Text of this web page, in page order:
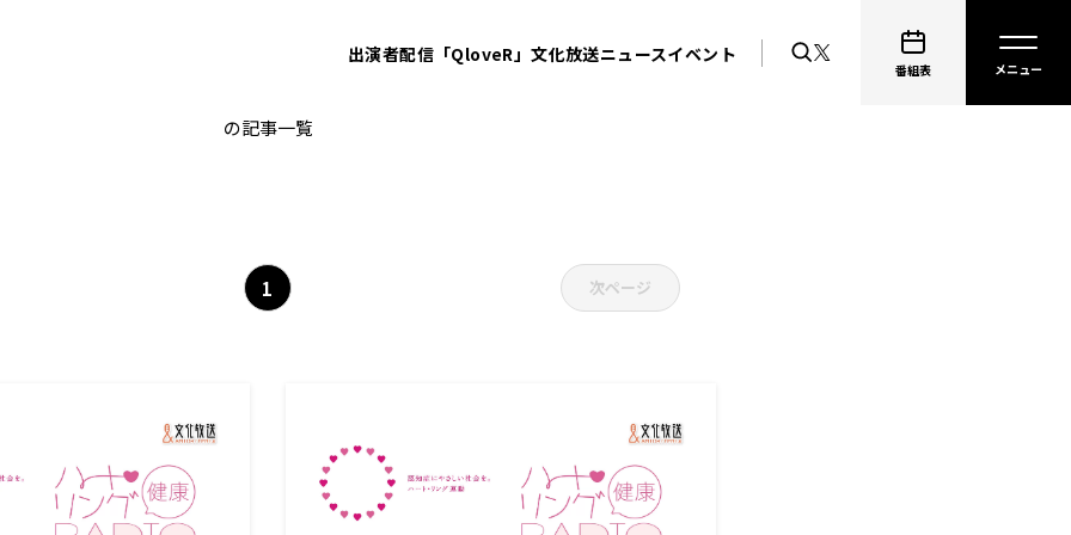
出演者配信「QloveR」文化放送ニュースイベント
番組表
の記事一覧
1 次ページ